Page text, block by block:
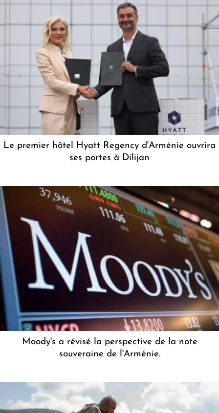
Le premier hôtel Hyatt Regency d'Arménie ouvrira
ses portes à Dilijan
Moody's a révisé la perspective de la note
souveraine de l'Arménie.